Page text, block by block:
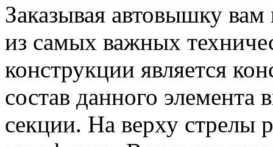
Заказывая автовышку
из самых важных
конструкции является
состав данного
секции. На верху стрелы